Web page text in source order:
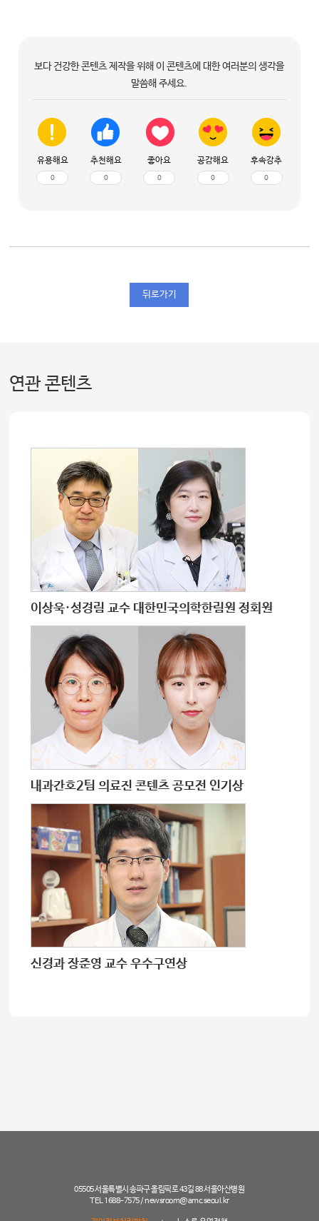
보다 건강한 콘텐츠 제작을 위해 이 콘텐츠에 대한 여러분의 생각을
말씀해 주세요.
유용해요
0
추천해요
0
좋아요
0
공감해요
0
후속강추
0
뒤로가기
연관 콘텐츠
이상욱·성경림 교수 대한민국의학한림원 정회원
내과간호2팀 의료진 콘텐츠 공모전 인기상
신경과 장준영 교수 우수구연상
05505 서울특별시 송파구 올림픽로 43길 88 서울아산병원
TEL 1688-7575 /newsroom@amc.seoul.kr